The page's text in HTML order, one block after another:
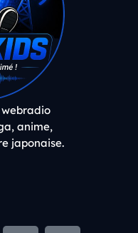
anime,
japonaise.